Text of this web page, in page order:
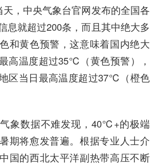
天，中央气象台官网发布的全国各
息就超过200条，而且其中绝大多
和黄色预警，这意味着国内绝大
高温度超过35℃（黄色预警），
区当日最高温度超过37℃（橙色
象数据不难发现，40℃+的极端
期将愈发普遍。根据专业人士介
国的西北太平洋副热带高压不断